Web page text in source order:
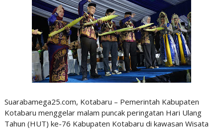
Suarabamega25.com, Kotabaru – Pemerintah Kabupaten
Kotabaru menggelar malam puncak peringatan Hari Ulang
Tahun (HUT) ke-76 Kabupaten Kotabaru di kawasan Wisata